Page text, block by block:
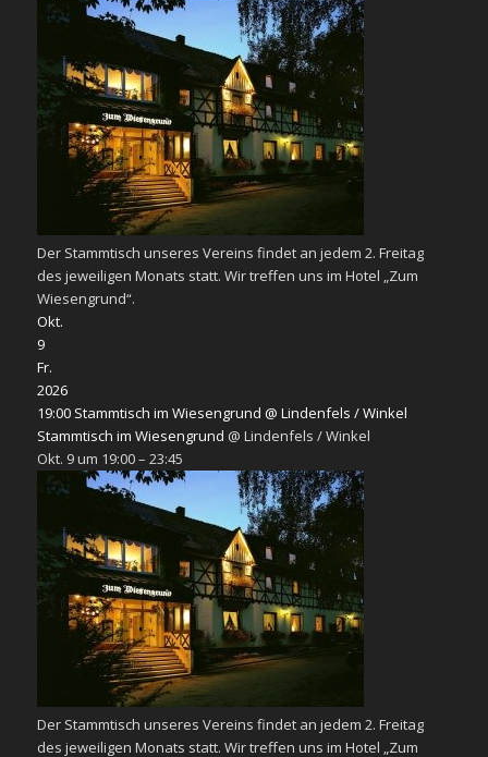
Der Stammtisch unseres Vereins findet an jedem 2. Freitag
des jeweiligen Monats statt. Wir treffen uns im Hotel „Zum
Wiesengrund“.
Okt.
9
Fr.
2026
19:00 Stammtisch im Wiesengrund @ Lindenfels / Winkel
Stammtisch im Wiesengrund @ Lindenfels / Winkel
Okt. 9 um 19:00 – 23:45
Der Stammtisch unseres Vereins findet an jedem 2. Freitag
des jeweiligen Monats statt. Wir treffen uns im Hotel „Zum